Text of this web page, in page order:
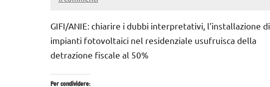
9
2015
Andrea
GIFI/ANIE: chiarire i dubbi interpretativi, l’installazione di
impianti fotovoltaici nel residenziale usufruisca della
detrazione fiscale al 50%
Per condividere: